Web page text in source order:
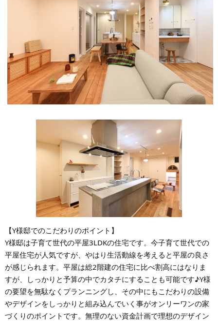
【Y様邸でのこだわりのポイント】
Y様邸は子育て世代の平屋3LDKの住宅です。今子育て世代での
平屋住宅が人気ですが、やはり生活動線を考えると平屋の良さ
が感じられます。平屋は総2階建の住宅に比べ割高にはなりま
すが、しっかりと予算の中でカタチにすることも可能です♪Y様
の要望を無駄なくプランニングし、その中にもこだわりの設備
やデザインをしっかりと組み込んでいく事がオンリーワンの家
づくりのポイントです。無理のない資金計画で理想のデザイン